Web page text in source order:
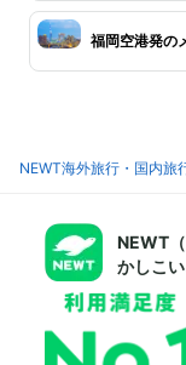
福岡空港発の
NEWT海外旅行・国内旅
NEWT（
かしこ